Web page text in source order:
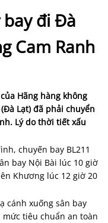
bay đi Đà
Cam Ranh
Hãng hàng không
Lạt) đã phải chuyển
Lý do thời tiết xấu
chuyến bay BL211
bay Nội Bài lúc 10 giờ
Khương lúc 12 giờ 20
cánh xuống sân bay
tiêu chuẩn an toàn